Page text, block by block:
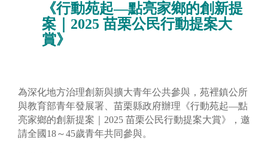
《行動苑起—點亮家鄉的創新提
案｜2025 苗栗公民行動提案大
賞》
為深化地方治理創新與擴大青年公共參與，苑裡鎮公所
與教育部青年發展署、苗栗縣政府辦理《行動苑起—點
亮家鄉的創新提案｜2025 苗栗公民行動提案大賞》，邀
請全國18～45歲青年共同參與。